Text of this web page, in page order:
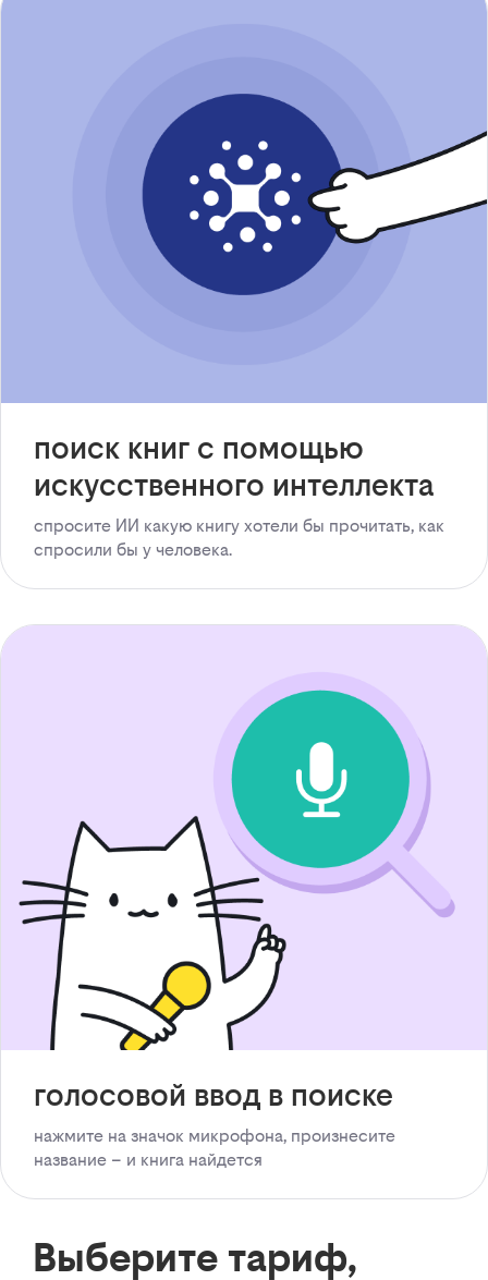
поиск книг с помощью
искусственного интеллекта
спросите ИИ какую книгу хотели бы прочитать, как
спросили бы у человека.
голосовой ввод в поиске
нажмите на значок микрофона, произнесите
название – и книга найдется
Выберите тариф,